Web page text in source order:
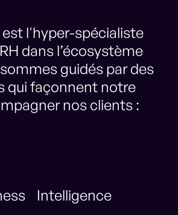
est l'hyper-spécialiste
dans l’écosystème
guidés par des
qui façonnent notre
nos clients :
Intelligence